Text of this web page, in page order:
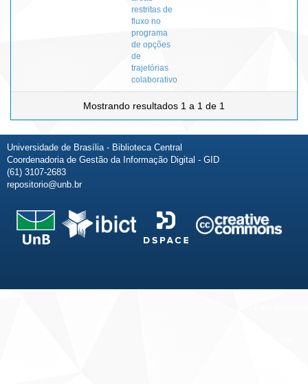
restritas de
fluxo no
programa
de opções
de
trajetórias
colaborativo
Mostrando resultados 1 a 1 de 1
Universidade de Brasília - Biblioteca Central
Coordenadoria de Gestão da Informação Digital - GID
(61) 3107-2683
repositorio@unb.br